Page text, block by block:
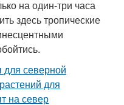
на один-три часа
здесь тропические